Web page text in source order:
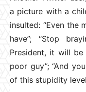
a picture with a
insulted: “Even the
have”; “Stop
President, it will
poor guy”; “And
of this stupidity